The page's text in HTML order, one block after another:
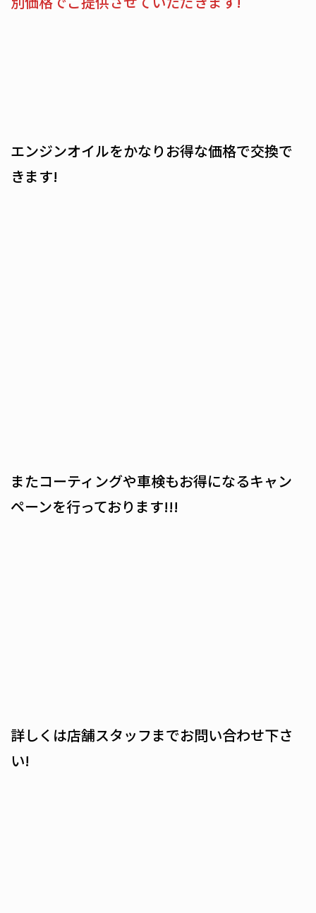
エンジンオイルをかなりお得な価格で交換で
きます!
またコーティングや車検もお得になるキャン
ペーンを行っております!!!
詳しくは店舗スタッフまでお問い合わせ下さ
い!